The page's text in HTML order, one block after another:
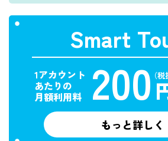
Smart
1アカウント
あたりの
月額利用料 200 （税
もっと詳しく